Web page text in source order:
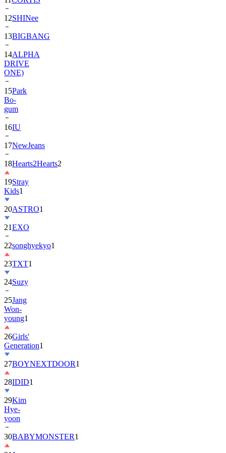
12SHINee
13BIGBANG
14ALPHA
DRIVE
ONE)
15Park
Bo-
gum
16IU
17NewJeans
18Hearts2Hearts2
19Stray
Kids1
20ASTRO1
21EXO
22songhyekyo1
23TXT1
24Suzy
25Jang
Won-
young1
26Girls'
Generation1
27BOYNEXTDOOR1
28IDID1
29Kim
Hye-
yoon
30BABYMONSTER1